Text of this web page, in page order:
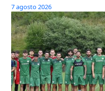
7 agosto 2026